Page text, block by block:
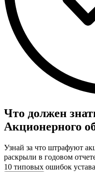
Что должен
Акционерного
Узнай за что штрафуют
раскрыли в годовом
10 типовых ошибок